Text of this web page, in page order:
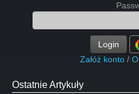
Login
Załóż konto /
Ostatnie Artykuły